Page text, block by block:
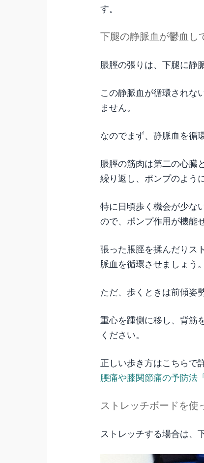
す。
下腿の静脈血が鬱血し
脹脛の張りは、下腿に静
この静脈血が循環されな
ません。
なのでまず、静脈血を循
脹脛の筋肉は第二の心臓
繰り返し、ポンプのよう
特に日頃歩く機会が少な
ので、ポンプ作用が機能
張った脹脛を揉んだりス
脈血を循環させましょう。
ただ、歩くときは前傾姿
重心を踵側に移し、背筋
ください。
正しい歩き方はこちらで
腰痛や膝関節痛の予防法
ストレッチボードを使
ストレッチする場合は、